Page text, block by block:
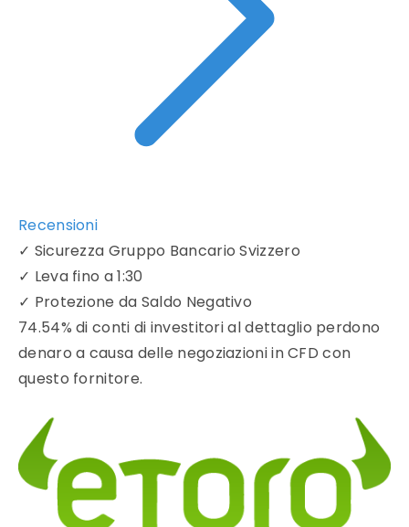
Recensioni
✓ Sicurezza Gruppo Bancario Svizzero
✓ Leva fino a 1:30
✓ Protezione da Saldo Negativo
74.54% di conti di investitori al dettaglio perdono
denaro a causa delle negoziazioni in CFD con
questo fornitore.